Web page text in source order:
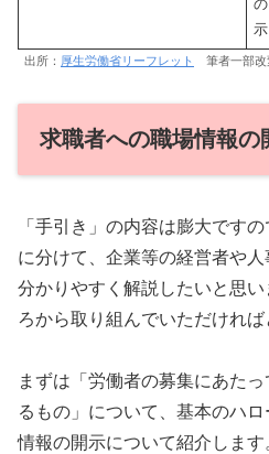
出所： 厚生労働省リーフレット 筆者一部改
求職者への職場情報の
「手引き」の内容は膨大です
に分けて、企業等の経営者や
分かりやすく解説したいと思
ろから取り組んでいただければ
まずは「労働者の募集にあた
るもの」について、基本のハ
情報の開示について紹介します